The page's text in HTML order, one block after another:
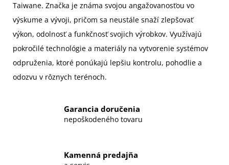
Taiwane. Značka je známa svojou angažovanosťou vo
výskume a vývoji, pričom sa neustále snaží zlepšovať
výkon, odolnosť a funkčnosť svojich výrobkov. Využívajú
pokročilé technológie a materiály na vytvorenie systémov
odpruženia, ktoré ponúkajú lepšiu kontrolu, pohodlie a
odozvu v rôznych terénoch.
Garancia doručenia
nepoškodeného tovaru
Kamenná predajňa